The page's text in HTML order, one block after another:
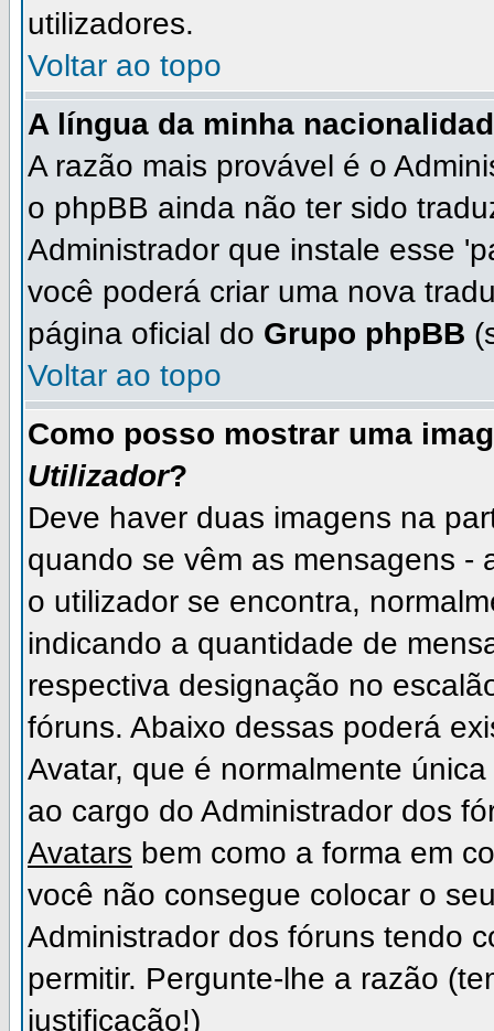
utilizadores.
Voltar ao topo
A língua da minha
A razão mais provável é o
o phpBB ainda não ter sido
Administrador que instale esse
você poderá criar uma nova
página oficial do Grupo phpBB
Voltar ao topo
Como posso mostrar uma
Utilizador?
Deve haver duas imagens na
quando se vêm as mensagens -
o utilizador se encontra,
indicando a quantidade de
respectiva designação no
fóruns. Abaixo dessas poderá
Avatar, que é normalmente
ao cargo do Administrador dos
Avatars bem como a forma em
você não consegue colocar o
Administrador dos fóruns tendo
permitir. Pergunte-lhe a razão
justificação!)